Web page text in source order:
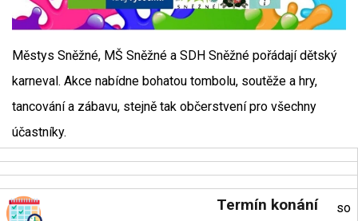
Městys Sněžné, MŠ Sněžné a SDH Sněžné pořádají dětský
karneval. Akce nabídne bohatou tombolu, soutěže a hry,
tancování a zábavu, stejně tak občerstvení pro všechny
účastníky.
Termín konání so